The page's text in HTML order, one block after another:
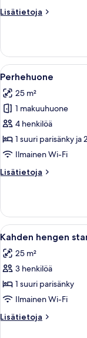
kaksi
Lisätietoja
Lisätietoja
huone
(yksi
tai
sänkyä)
Avaa
kaikki
huonetyypin
Perhehuone
kuvat
2
Perhehuone
25 m²
1 makuuhuone
4 henkilöä
1 suuri parisänky
Ilmainen Wi-Fi
Lisätietoja
Lisätietoja
Avaa
kaikki
huonetyypin
Kahden
hengen
standard-
huone,
1
4
Kahden hengen
25 m²
3 henkilöä
1 suuri parisänky
Ilmainen Wi-Fi
Lisätietoja
Lisätietoja